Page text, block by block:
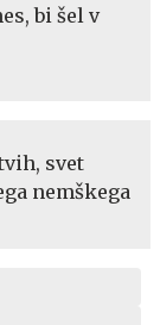
bi šel v
svet
nemškega